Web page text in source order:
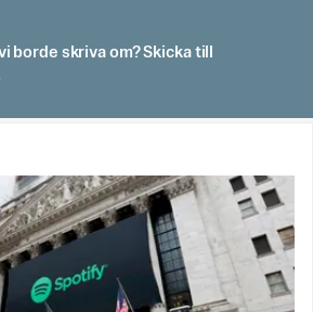
borde skriva om? Skicka till